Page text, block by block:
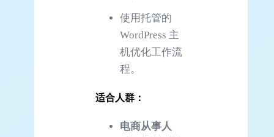
使用托管的
WordPress 主
机优化工作流
程。
适合人群：
电商从事人